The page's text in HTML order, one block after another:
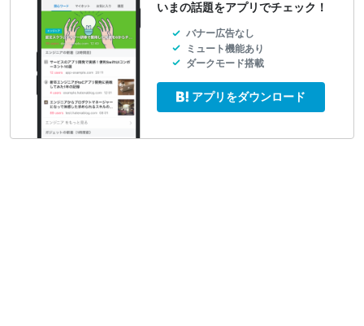
いまの話題をアプリでチェック！
バナー広告なし
ミュート機能あり
ダークモード搭載
アプリをダウンロード